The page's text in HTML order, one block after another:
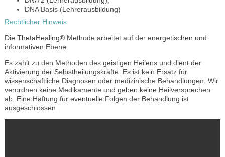
DNA Basis (Lehrerausbildung)
Rechtlicher Hinweis
Die ThetaHealing® Methode arbeitet auf der energetischen und
informativen Ebene.
Es zählt zu den Methoden des geistigen Heilens und dient der
Aktivierung der Selbstheilungskräfte. Es ist kein Ersatz für
wissenschaftliche Diagnosen oder medizinische Behandlungen. Wir
verordnen keine Medikamente und geben keine Heilversprechen
ab. Eine Haftung für eventuelle Folgen der Behandlung ist
ausgeschlossen.